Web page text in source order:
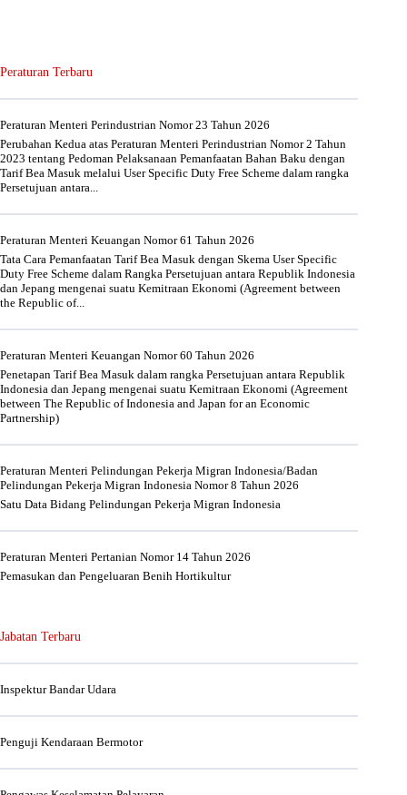
Peraturan Terbaru
Peraturan Menteri Perindustrian Nomor 23 Tahun 2026
Perubahan Kedua atas Peraturan Menteri Perindustrian Nomor 2 Tahun
2023 tentang Pedoman Pelaksanaan Pemanfaatan Bahan Baku dengan
Tarif Bea Masuk melalui User Specific Duty Free Scheme dalam rangka
Persetujuan antara...
Peraturan Menteri Keuangan Nomor 61 Tahun 2026
Tata Cara Pemanfaatan Tarif Bea Masuk dengan Skema User Specific
Duty Free Scheme dalam Rangka Persetujuan antara Republik Indonesia
dan Jepang mengenai suatu Kemitraan Ekonomi (Agreement between
the Republic of...
Peraturan Menteri Keuangan Nomor 60 Tahun 2026
Penetapan Tarif Bea Masuk dalam rangka Persetujuan antara Republik
Indonesia dan Jepang mengenai suatu Kemitraan Ekonomi (Agreement
between The Republic of Indonesia and Japan for an Economic
Partnership)
Peraturan Menteri Pelindungan Pekerja Migran Indonesia/Badan
Pelindungan Pekerja Migran Indonesia Nomor 8 Tahun 2026
Satu Data Bidang Pelindungan Pekerja Migran Indonesia
Peraturan Menteri Pertanian Nomor 14 Tahun 2026
Pemasukan dan Pengeluaran Benih Hortikultur
Jabatan Terbaru
Inspektur Bandar Udara
Penguji Kendaraan Bermotor